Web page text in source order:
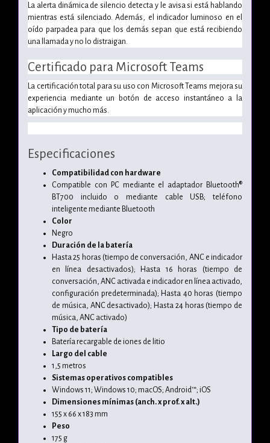
La alerta dinámica de silencio detecta y le avisa si está hablando
mientras está silenciado. Además, el indicador luminoso en el
oído parpadea para que los demás sepan que está recibiendo
una llamada y no lo distraigan.
Certificado para Microsoft Teams
La certificación total para su uso con Microsoft Teams mejora su
experiencia mediante un botón de acceso instantáneo a la
aplicación y mucho más.
Especificaciones
Compatibilidad con hardware
Compatible con PC mediante el adaptador Bluetooth®
BT700 incluido o mediante cable USB; teléfono
inteligente mediante Bluetooth
Color
Negro
Duración de la batería
Hasta 25 horas (tiempo de conversación, ANC e indicador
en línea desactivados); Hasta 16 horas (tiempo de
conversación, ANC activada e indicador en línea activado,
configuración predeterminada); Hasta 40 horas (tiempo
de música, ANC desactivado); Hasta 24 horas (tiempo de
música, ANC activado)
Tipo de batería
Batería recargable de iones de litio
Largo del cable
1,5 metros
Sistemas operativos compatibles
Windows 11; Windows 10; macOS; Android™; iOS
Dimensiones mínimas (anch. x prof. x alt.)
155 x 66 x 183 mm
Peso
175 g